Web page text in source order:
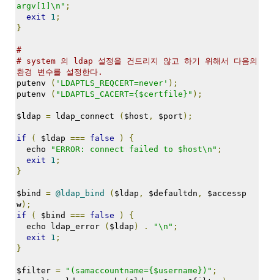
argv[1]\n" ;
exit
1 ;
}
#
# system 의 ldap 설정을 건드리지 않고 하기 위해서 다음의
환경 변수를 설정한다.
putenv
( 'LDAPTLS_REQCERT=never' );
putenv
( "LDAPTLS_CACERT={$certfile}" );
$ldap = ldap_connect ( $host , $port );
if ( $ldap === false )
{
echo
"ERROR: connect failed to $host\n" ;
exit
1 ;
}
$bind = @ldap_bind ( $ldap , $defaultdn ,
$accessp
w);
if
( $bind === false )
{
echo ldap_error
( $ldap ) . "\n" ;
exit
1 ;
}
$filter = "(samaccountname={$username})" ;
by
김
정
균
BASMAN
BLB-
AA1650
전
스
1
김
정
균
Liitokala
9V
6F22